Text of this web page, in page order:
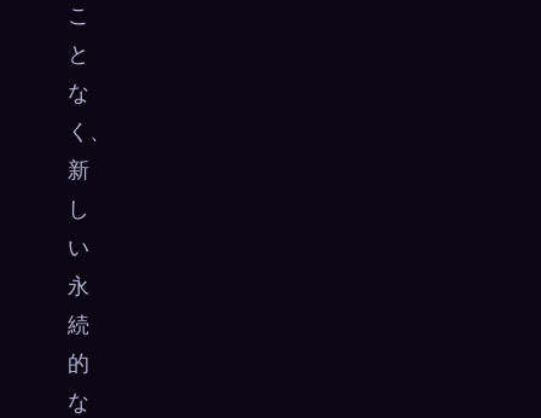
こ
と
な
く、
新
し
い
永
続
的
な